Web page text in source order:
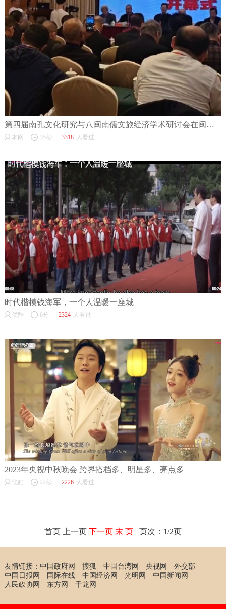
第四届南孔文化研究与八闽南儒文旅经济学术研讨会在闽召开
本网 35秒 3318 人看过
时代楷模钱海军，一个人温暖一座城
优酷 6分 2324 人看过
2023年央视中秋晚会 跨界搭档多、明星多、亮点多
优酷 22秒 2226 人看过
首页 上一页 下一页 末 页页次：1/2页
友情链接： 中国政府网 搜狐 中国台湾网 央视网
外交部
中国日报网
国际在线 中国经济网 光明网
中国新闻网
人民政协网
东方网 千龙网